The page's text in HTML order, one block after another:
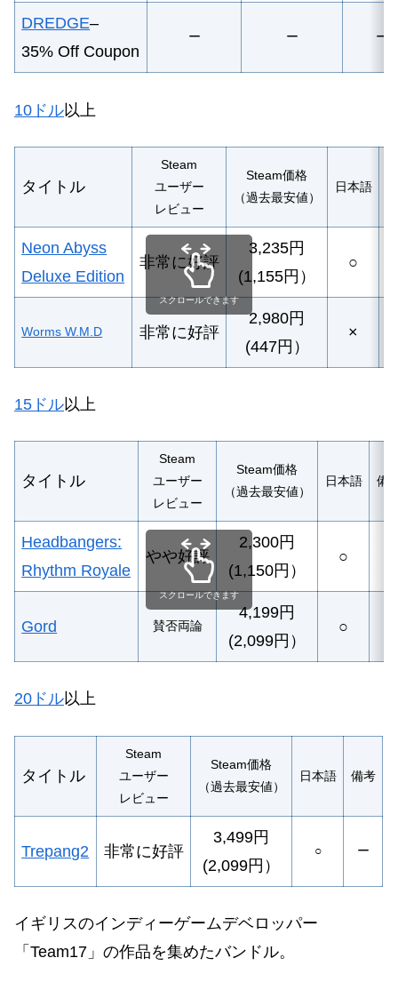
DREDGE–
35% Off Coupon
ー ー ー
10ドル以上
タイトル
Steam
ユーザー
レビュー
Steam価格
（過去最安値）
日本語
Neon Abyss
Deluxe Edition
非常に好評
3,235円
(1,155円）
○
Worms W.M.D 非常に好評
2,980円
(447円）
×
スクロールできます
15ドル以上
タイトル
Steam
ユーザー
レビュー
Steam価格
（過去最安値）
日本語 備
Headbangers:
Rhythm Royale
やや好評
2,300円
(1,150円）
○
Gord 賛否両論
4,199円
(2,099円）
○
スクロールできます
20ドル以上
タイトル
Steam
ユーザー
レビュー
Steam価格
（過去最安値）
日本語 備考
Trepang2 非常に好評
3,499円
(2,099円）
○ ー
イギリスのインディーゲームデベロッパー
「Team17」の作品を集めたバンドル。